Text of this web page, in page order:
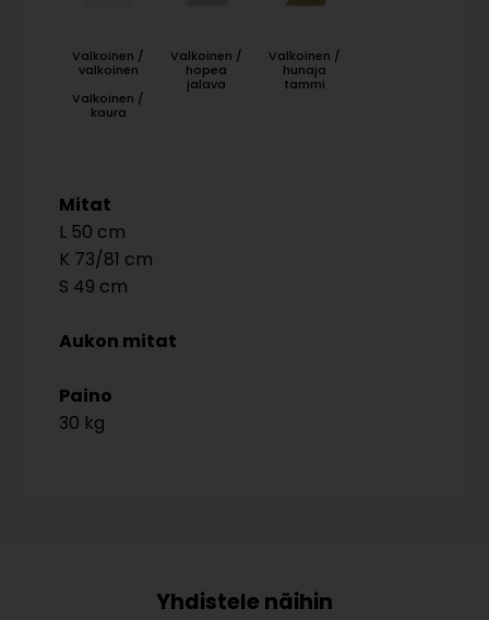
Valkoinen /
valkoinen
Valkoinen /
hopea
jalava
Valkoinen /
hunaja
tammi
Valkoinen /
kaura
Mitat
50
73/81
49
Aukon mitat
Paino
30 kg